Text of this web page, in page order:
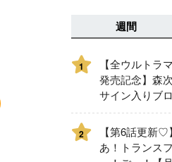
週間
1
【全ウルトラ
発売記念】森
サイン入りブ
ゼントキャン
2
【第6話更新♡
あ！トランス